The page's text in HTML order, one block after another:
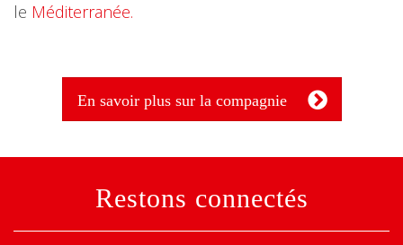
le Méditerranée.
En savoir plus sur la compagnie
Restons connectés